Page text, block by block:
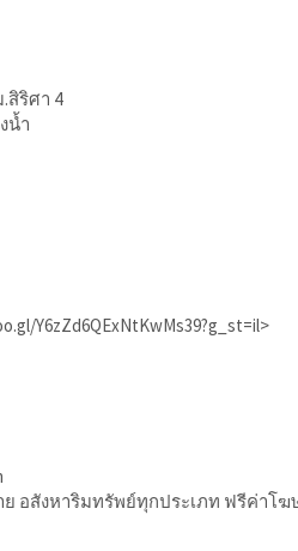
สิริศา 4
น้ำ
Y6zZd6QExNtKwMs39?g_st=il>
าย อสังหาริมทรัพย์ทุกประเภท ฟรีค่า